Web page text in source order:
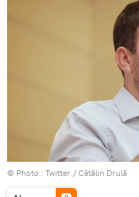
© Photo : Twitter / Cătălin Drulă